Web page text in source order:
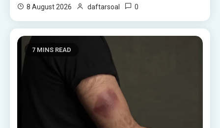
8 August 2026 daftarsoal 0
7 MINS READ